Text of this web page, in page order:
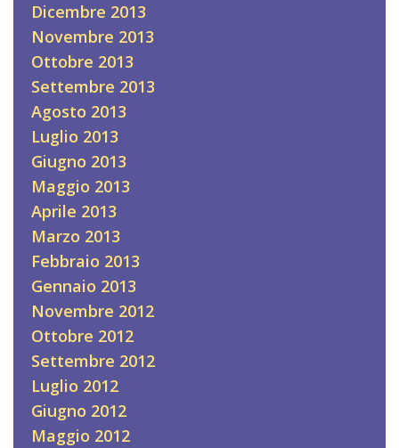
Dicembre 2013
Novembre 2013
Ottobre 2013
Settembre 2013
Agosto 2013
Luglio 2013
Giugno 2013
Maggio 2013
Aprile 2013
Marzo 2013
Febbraio 2013
Gennaio 2013
Novembre 2012
Ottobre 2012
Settembre 2012
Luglio 2012
Giugno 2012
Maggio 2012